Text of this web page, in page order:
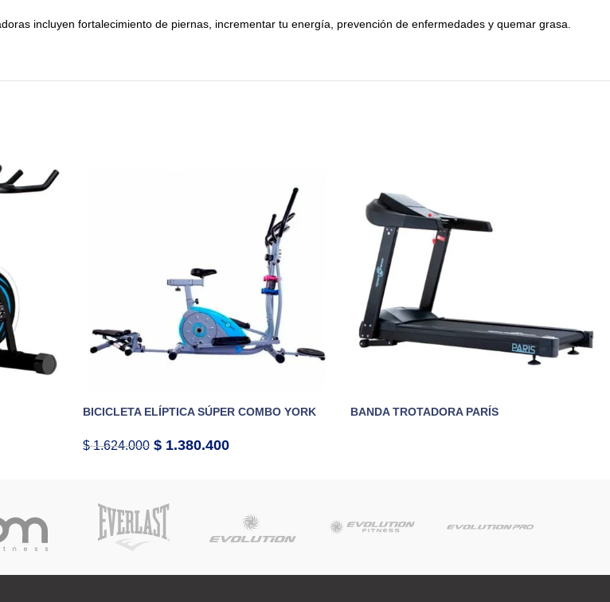
incluyen fortalecimiento de piernas, incrementar tu energía, prevención de enfermedades y quemar grasa.
BICICLETA ELÍPTICA SÚPER COMBO YORK
$1.624.000 $ 1.380.400
BANDA TROTADORA PARÍS